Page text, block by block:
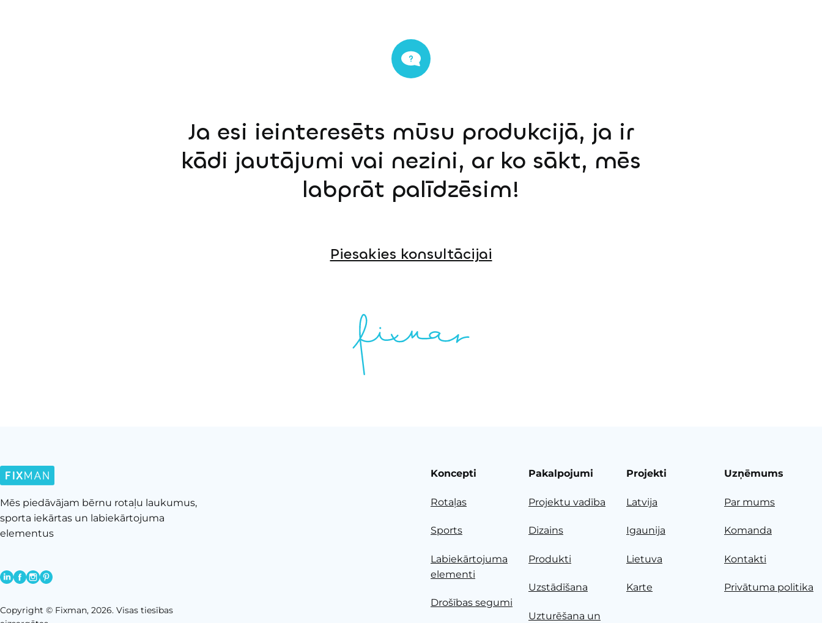
Ja esi ieinteresēts mūsu produkcijā, ja ir
kādi jautājumi vai nezini, ar ko sākt, mēs
labprāt palīdzēsim!
Piesakies konsultācijai
Mēs piedāvājam bērnu rotaļu laukumus,
sporta iekārtas un labiekārtojuma
elementus
Copyright © Fixman, 2026. Visas tiesības
Koncepti
Rotaļas
Sports
Labiekārtojuma
elementi
Drošības segumi
Pakalpojumi
Projektu vadība
Dizains
Produkti
Uzstādīšana
Uzturēšana un
Projekti
Latvija
Igaunija
Lietuva
Karte
Uzņēmums
Par mums
Komanda
Kontakti
Privātuma politika